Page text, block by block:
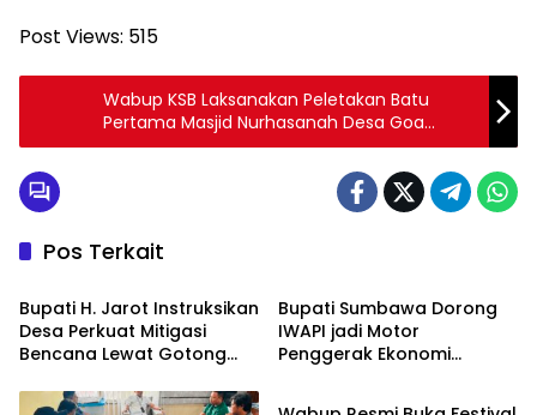
Post Views: 515
Wabup KSB Laksanakan Peletakan Batu
Pertama Masjid Nurhasanah Desa Goa
Jereweh
Pos Terkait
Politik pemerintahan
Bupati H. Jarot Instruksikan
Desa Perkuat Mitigasi
Bencana Lewat Gotong
Bupati Sumbawa Dorong
IWAPI jadi Motor
Penggerak Ekonomi
Politik pemerintahan